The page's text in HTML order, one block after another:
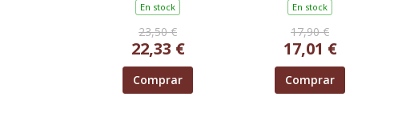
En stock
23,50 €
22,33 €
Comprar
En stock
17,90 €
17,01 €
Comprar